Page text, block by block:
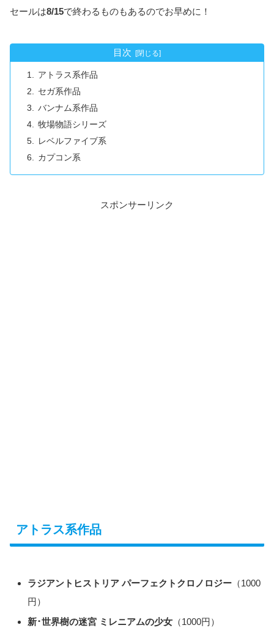
セールは8/15で終わるものもあるのでお早めに！
目次
アトラス系作品
セガ系作品
バンナム系作品
牧場物語シリーズ
レベルファイブ系
カプコン系
スポンサーリンク
アトラス系作品
ラジアントヒストリア パーフェクトクロノロジー （1000
円）
新･世界樹の迷宮 ミレニアムの少女 （1000円）